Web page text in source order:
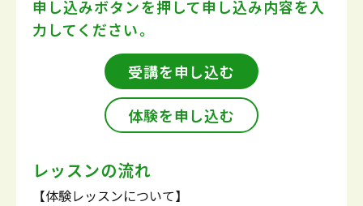
申し込みボタンを押して申し込み内容を入
力してください。
受講を申し込む
体験を申し込む
レッスンの流れ
【体験レッスンについて】